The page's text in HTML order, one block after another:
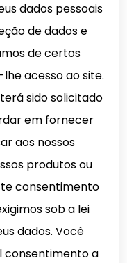
dados pessoais
de dados e
de certos
acesso ao site.
sido solicitado
em fornecer
aos nossos
produtos ou
consentimento
sob a lei
dados. Você
consentimento a